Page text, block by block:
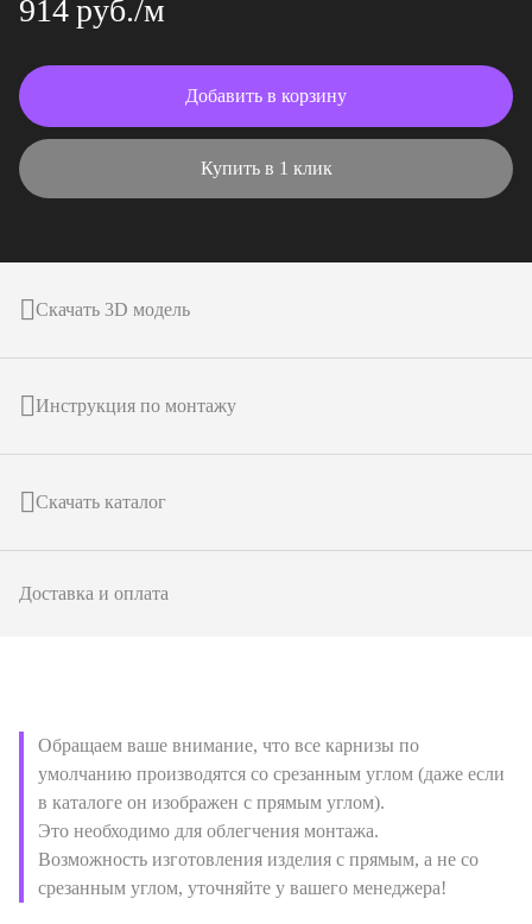
914 руб./м
Добавить в корзину
Купить в 1 клик
Скачать 3D модель
Инструкция по монтажу
Скачать каталог
Доставка и оплата
Обращаем ваше внимание, что все карнизы по
умолчанию производятся со срезанным углом (даже если
в каталоге он изображен с прямым углом).
Это необходимо для облегчения монтажа.
Возможность изготовления изделия с прямым, а не со
срезанным углом, уточняйте у вашего менеджера!